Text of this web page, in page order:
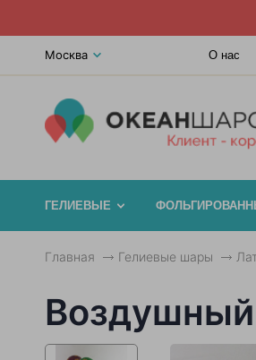
Москва О нас
ГЕЛИЕВЫЕ
Главная Гелиевые шары